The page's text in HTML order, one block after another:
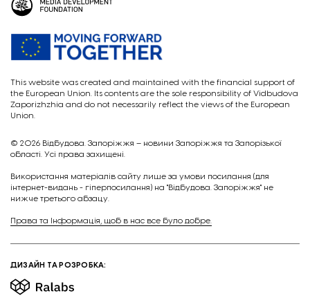
This website was created and maintained with the financial support of
the European Union. Its contents are the sole responsibility of Vidbudova
Zaporizhzhia and do not necessarily reflect the views of the European
Union.
© 2026 Відбудова. Запоріжжя – новини Запоріжжя та Запорізької
області. Усі права захищені.
Викориcтання матеріалів сайту лише за умови посилання (для
інтернет-видань - гіперпосилання) на "Відбудова. Запоріжжя" не
нижче третього абзацу.
Права та Інформація, щоб в нас все було добре.
ДИЗАЙН ТА РОЗРОБКА: